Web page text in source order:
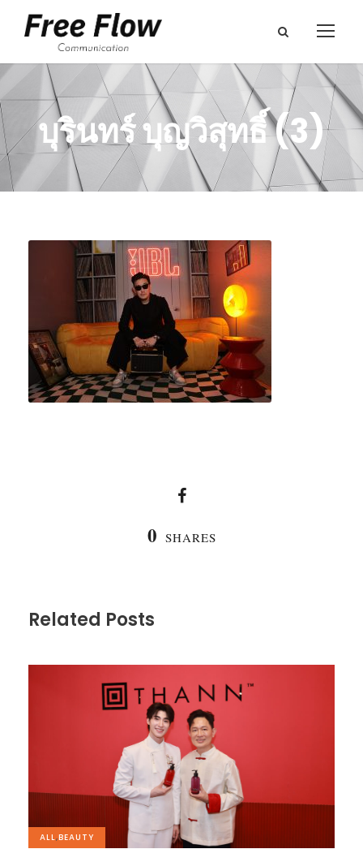
บุรินทร์ บุญวิสุทธิ์ (3)
0 SHARES
Related Posts
ALL,BEAUTY